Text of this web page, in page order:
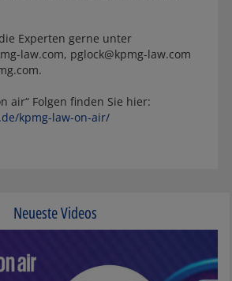
Experten gerne unter
law.com, pglock@kpmg-law.com
air“ Folgen finden Sie hier:
kpmg-law-on-air/
Neueste Videos